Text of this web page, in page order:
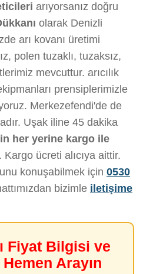
arıyorsanız doğru
olarak Denizli
arı kovanı üretimi
polen tuzaklı, tuzaksız,
mevcuttur. arıcılık
prensiplerimizle
Merkezefendi'de de
Uşak iline 45 dakika
her yerine kargo ile
Kargo ücreti alıcıya aittir.
konuşabilmek için 0530
bizimle iletişime
Fiyat Bilgisi ve
Arayın